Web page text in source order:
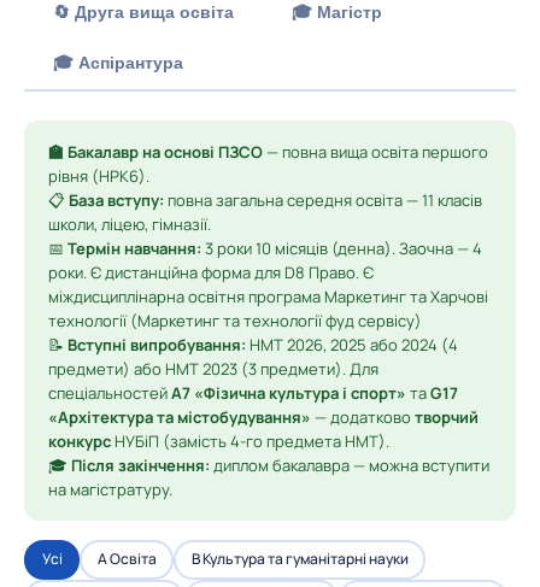
🔄 Друга вища освіта 🎓 Магістр
🎓 Аспірантура
🏫 Бакалавр на основі ПЗСО— повна вища освіта першого
рівня (НРК6).
📋 База вступу: повна загальна середня освіта — 11 класів
школи, ліцею, гімназії.
📅 Термін навчання: 3 роки 10 місяців (денна). Заочна — 4
роки. Є дистанційна форма для D8 Право. Є
міждисциплінарна освітня програма Маркетинг та Харчові
технології (Маркетинг та технології фуд сервісу)
📝 Вступні випробування: НМТ 2026, 2025 або 2024 (4
предмети) або НМТ 2023 (3 предмети). Для
спеціальностейA7 «Фізична культура і спорт» таG17
«Архітектура та містобудування» — додатковотворчий
конкурс НУБіП (замість 4-го предмета НМТ).
🎓 Після закінчення: диплом бакалавра — можна вступити
на магістратуру.
Усі A Освіта
B Культура та гуманітарні науки